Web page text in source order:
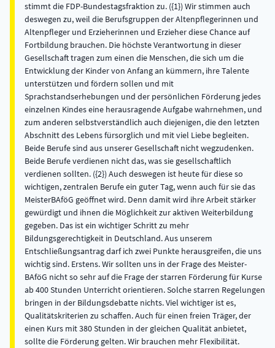
stimmt die FDP-Bundestagsfraktion zu. ({1}) Wir stimmen auch
deswegen zu, weil die Berufsgruppen der Altenpflegerinnen und
Altenpfleger und Erzieherinnen und Erzieher diese Chance auf
Fortbildung brauchen. Die höchste Verantwortung in dieser
Gesellschaft tragen zum einen die Menschen, die sich um die
Entwicklung der Kinder von Anfang an kümmern, ihre Talente
unterstützen und fördern sollen und mit
Sprachstandserhebungen und der persönlichen Förderung jedes
einzelnen Kindes eine herausragende Aufgabe wahrnehmen, und
zum anderen selbstverständlich auch diejenigen, die den letzten
Abschnitt des Lebens fürsorglich und mit viel Liebe begleiten.
Beide Berufe sind aus unserer Gesellschaft nicht wegzudenken.
Beide Berufe verdienen nicht das, was sie gesellschaftlich
verdienen sollten. ({2}) Auch deswegen ist heute für diese so
wichtigen, zentralen Berufe ein guter Tag, wenn auch für sie das
MeisterBAföG geöffnet wird. Denn damit wird ihre Arbeit stärker
gewürdigt und ihnen die Möglichkeit zur aktiven Weiterbildung
gegeben. Das ist ein wichtiger Schritt zu mehr
Bildungsgerechtigkeit in Deutschland. Aus unserem
Entschließungsantrag darf ich zwei Punkte herausgreifen, die uns
wichtig sind. Erstens. Wir sollten uns in der Frage des Meister-
BAföG nicht so sehr auf die Frage der starren Förderung für Kurse
ab 400 Stunden Unterricht orientieren. Solche starren Regelungen
bringen in der Bildungsdebatte nichts. Viel wichtiger ist es,
Qualitätskriterien zu schaffen. Auch für einen freien Träger, der
einen Kurs mit 380 Stunden in der gleichen Qualität anbietet,
sollte die Förderung gelten. Wir brauchen mehr Flexibilität.